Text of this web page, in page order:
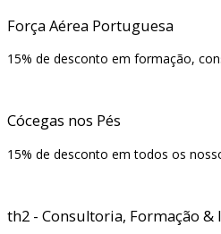
Força Aérea Portuguesa
15% de desconto em formação,
Cócegas nos Pés
15% de desconto em todos os
th2 - Consultoria, Formação